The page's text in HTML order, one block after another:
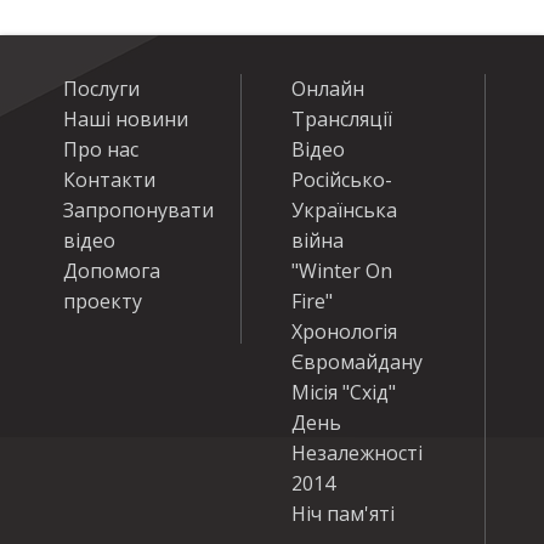
Послуги
Наші новини
Про нас
Контакти
Запропонувати
відео
Допомога
проекту
Онлайн
Трансляції
Відео
Російсько-
Українська
війна
"Winter On
Fire"
Хронологія
Євромайдану
Місія "Схід"
День
Незалежності
2014
Ніч пам'яті